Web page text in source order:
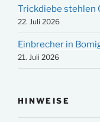
Trickdiebe stehlen
22. Juli 2026
Einbrecher in
21. Juli 2026
HINWEISE